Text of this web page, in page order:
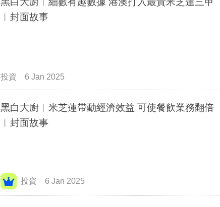
︳封面故事
投資 6 Jan 2025
黑白大廚︳米芝蓮帶動經濟效益 可使餐飲業務翻倍
︳封面故事
投資 6 Jan 2025